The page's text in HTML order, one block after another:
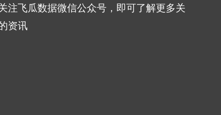
注飞瓜数据微信公众号，即可了解更多关
资讯